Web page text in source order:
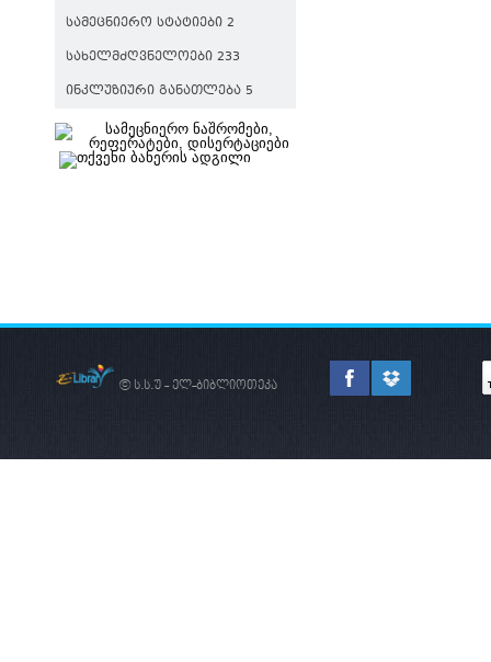
ᲡᲐᲛᲔᲪᲜᲘᲔᲠᲝ ᲡᲢᲐᲢᲘᲔᲑᲘ 2
ᲡᲐᲮᲔᲚᲛᲫᲦᲕᲜᲔᲚᲝᲔᲑᲘ 233
ᲘᲜᲙᲚᲣᲖᲘᲣᲠᲘ ᲒᲐᲜᲐᲗᲚᲔᲑᲐ 5
© ს.ს.უ - ელ-ბიბლიოთეკა